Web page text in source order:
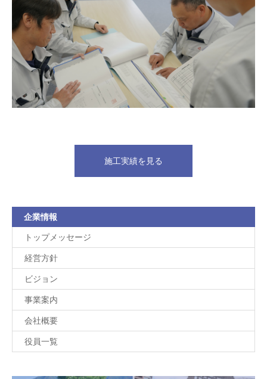
施工実績を見る
企業情報
トップメッセージ
経営方針
ビジョン
事業案内
会社概要
役員一覧